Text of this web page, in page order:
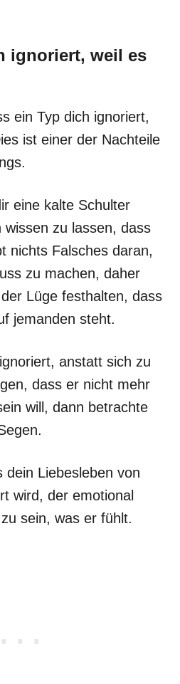
ignoriert, weil es
ein Typ dich ignoriert,
ist einer der Nachteile
eine kalte Schulter
zu lassen, dass
nichts Falsches daran,
zu machen, daher
Lüge festhalten, dass
jemanden steht.
anstatt sich zu
dass er nicht mehr
will, dann betrachte
dein Liebesleben von
wird, der emotional
sein, was er fühlt.